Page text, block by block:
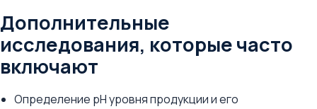
Дополнительные
исследования, которые часто
включают
Определение pH уровня продукции и его